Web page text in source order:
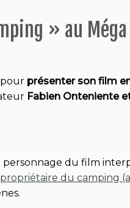
» au Méga
pour présenter son film
Fabien Onteniente
personnage du film
propriétaire du camping